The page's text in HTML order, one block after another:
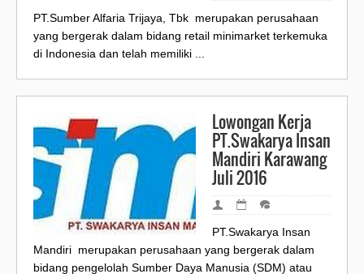
PT.Sumber Alfaria Trijaya, Tbk merupakan perusahaan
yang bergerak dalam bidang retail minimarket terkemuka
di Indonesia dan telah memiliki ...
Lowongan Kerja
PT.Swakarya Insan
Mandiri Karawang
Juli 2016
PT.Swakarya Insan
Mandiri merupakan perusahaan yang bergerak dalam
bidang pengelolah Sumber Daya Manusia (SDM) atau